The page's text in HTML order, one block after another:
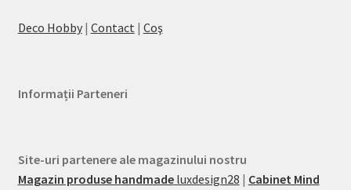
Deco Hobby| Contact | Coş
Informații Parteneri
Site-uri partenere ale magazinului nostru
Magazin produse handmadeluxdesign28 | Cabinet Mind